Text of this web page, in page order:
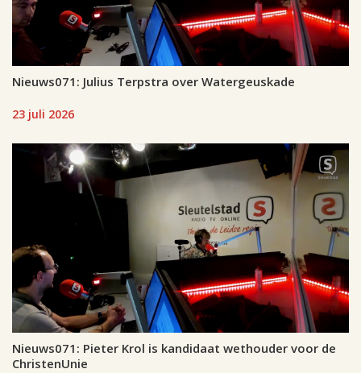
Nieuws071: Julius Terpstra over Watergeuskade
23 juli 2026
Nieuws071: Pieter Krol is kandidaat wethouder voor de
ChristenUnie